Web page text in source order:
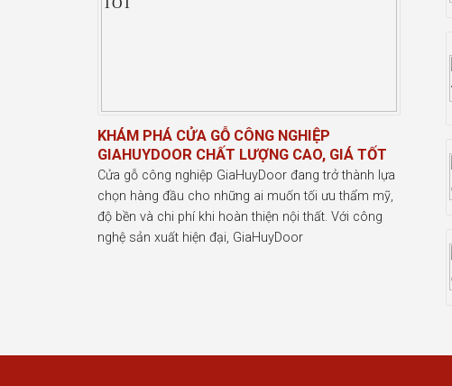
KHÁM PHÁ CỬA GỖ CÔNG NGHIỆP
GIAHUYDOOR CHẤT LƯỢNG CAO, GIÁ TỐT
Cửa gỗ công nghiệp GiaHuyDoor đang trở thành lựa
chọn hàng đầu cho những ai muốn tối ưu thẩm mỹ,
độ bền và chi phí khi hoàn thiện nội thất. Với công
nghệ sản xuất hiện đại, GiaHuyDoor